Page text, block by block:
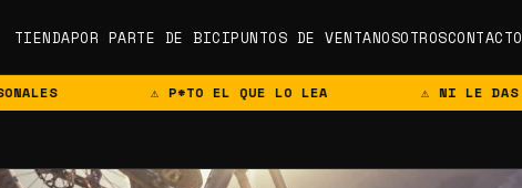
TIENDAPOR PARTE DE BICIPUNTOS DE VENTANOSOTROSCONTACTO
⚠ P*TO EL QUE LO LEA ⚠ NI LE DAS PERRO